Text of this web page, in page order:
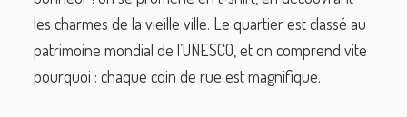
les charmes de la vieille ville. Le quartier est classé au
patrimoine mondial de l’UNESCO, et on comprend vite
pourquoi : chaque coin de rue est magnifique.